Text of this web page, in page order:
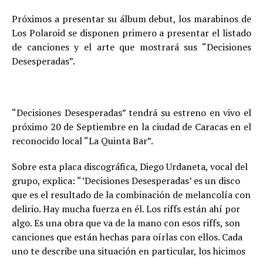
Próximos a presentar su álbum debut, los marabinos de
Los Polaroid se disponen primero a presentar el listado
de canciones y el arte que mostrará sus “Decisiones
Desesperadas”.
“Decisiones Desesperadas” tendrá su estreno en vivo el
próximo 20 de Septiembre en la ciudad de Caracas en el
reconocido local “La Quinta Bar”.
Sobre esta placa discográfica, Diego Urdaneta, vocal del
grupo, explica: “’Decisiones Desesperadas’ es un disco
que es el resultado de la combinación de melancolía con
delirio. Hay mucha fuerza en él. Los riffs están ahí por
algo. Es una obra que va de la mano con esos riffs, son
canciones que están hechas para oírlas con ellos. Cada
uno te describe una situación en particular, los hicimos